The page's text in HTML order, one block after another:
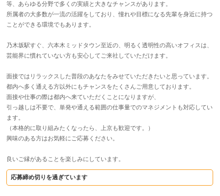
等、あらゆる分野で多くの実績と大きなチャンスがあります。
所属者の大多数が一流の活躍をしており、憧れや目標になる先輩を身近に持つ
ことができる環境でもあります。
乃木坂駅すぐ、六本木ミッドタウン至近の、明るく透明性の高いオフィスは、
芸能界に慣れていない方も安心してご来社していただけます。
面接ではリラックスした普段のあなたをみせていただきたいと思っています。
都内へ多く通える方以外にもチャンスをたくさんご用意しております。
面接や仕事の際は都内へ来ていただくことになりますが、
引っ越しは不要で、単発や通える範囲の仕事量でのマネジメントも対応してい
ます。
（本格的に取り組みたくなったら、上京も歓迎です。）
興味のある方はお気軽にご応募ください。
良いご縁があることを楽しみにしています。
応募締め切りを過ぎています